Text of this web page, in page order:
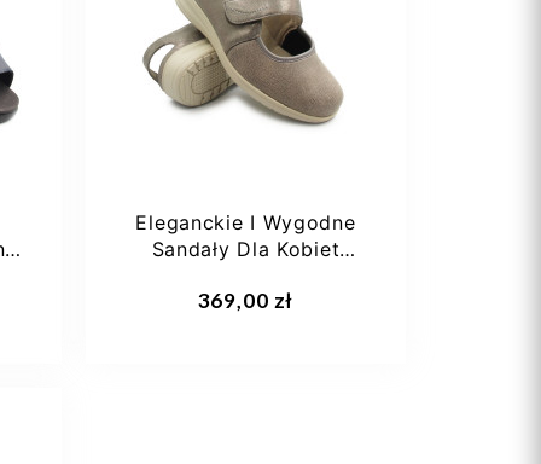
Eleganckie I Wygodne
Sandały Dla Kobiet
Flex
369,00 zł